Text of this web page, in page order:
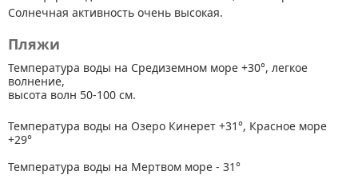
Солнечная активность очень высокая.
Пляжи
Температура воды на Средиземном море +30°, легкое
волнение,
высота волн 50-100 см.
Температура воды на Озеро Кинерет +31°, Красное море
+29°
Температура воды на Мертвом море - 31°